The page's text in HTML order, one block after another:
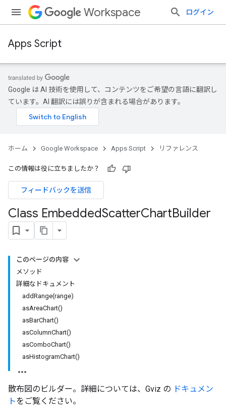
Workspace ログイン
Apps Script
Google は AI 技術を使用して、コンテンツをご希望の言語に翻訳し
ています。AI 翻訳には誤りが含まれる場合があります。
ホーム Google Workspace Apps Script リファレンス
この情報は役に立ちましたか？
フィードバックを送信
Class EmbeddedScatterChartBuilder
このページの内容
メソッド
詳細なドキュメント
addRange(range)
asAreaChart()
asBarChart()
asColumnChart()
asComboChart()
asHistogramChart()
散布図のビルダー。詳細については、Gviz の ドキュメン
トをご覧ください。